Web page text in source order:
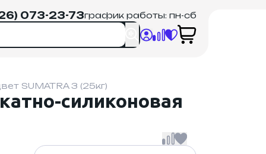
073-23-73график работы: пн-сб
SUMATRA 3 (25кг)
силиконовая